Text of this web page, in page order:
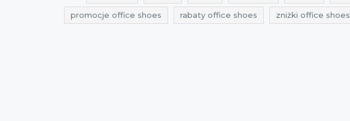
promocje office shoes rabaty office shoes zniżki office shoes